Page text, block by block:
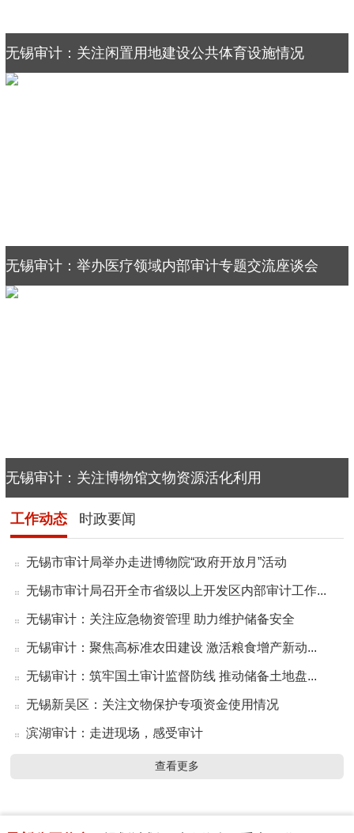
无锡审计：关注闲置用地建设公共体育设施情况
无锡审计：举办医疗领域内部审计专题交流座谈会
无锡审计：关注博物馆文物资源活化利用
工作动态 时政要闻
无锡市审计局举办走进博物院“政府开放月”活动
无锡市审计局召开全市省级以上开发区内部审计工作...
无锡审计：关注应急物资管理 助力维护储备安全
无锡审计：聚焦高标准农田建设 激活粮食增产新动...
无锡审计：筑牢国土审计监督防线 推动储备土地盘...
无锡新吴区：关注文物保护专项资金使用情况
滨湖审计：走进现场，感受审计
查看更多